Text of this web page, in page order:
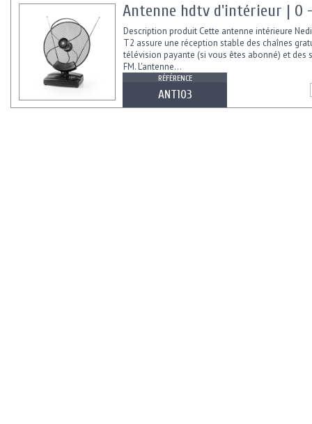
Antenne hdtv d'intérieur | 0
Description produit Cette antenne intérieure
T2 assure une réception stable des chaînes
télévision payante (si vous êtes abonné) et des
FM. L'antenne...
RÉFÉRENCE
ANT103